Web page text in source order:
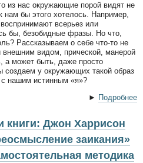
из нас окружающие порой видят не
нам бы этого хотелось. Например,
всерьез или
бы, безобидные фразы. Но что,
Рассказываем о себе что-то не
внешним видом, прической, манерой
а может быть, даже просто
создаем у окружающих такой образ
с нашим истинным «я»?
► Подробнее
книги: Джон Харрисон
заикания»
методика